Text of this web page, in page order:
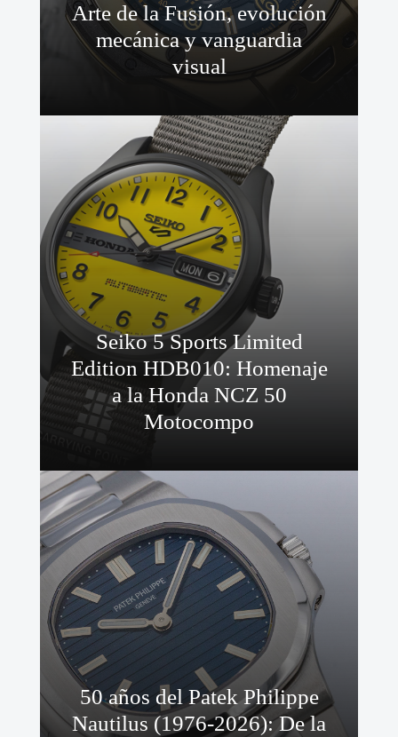
Arte de la Fusión, evolución
mecánica y vanguardia
visual
Seiko 5 Sports Limited
Edition HDB010: Homenaje
a la Honda NCZ 50
Motocompo
50 años del Patek Philippe
Nautilus (1976-2026): De la